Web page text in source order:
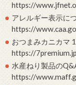
https://
アレルギー表示に
https://
おつまみカニカマ
https://
水産ねり製品の
https://